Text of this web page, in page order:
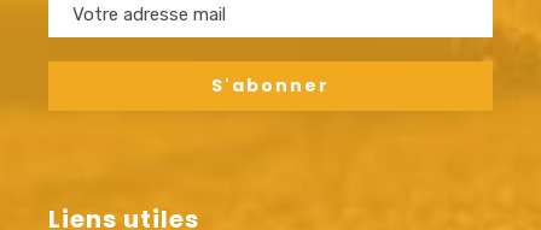
Liens utiles